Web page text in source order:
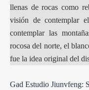
llenas de rocas como
visión de contemplar
contemplar las
rocosa del norte, el
fue la idea original del
Gad Estudio Jiunvfeng: